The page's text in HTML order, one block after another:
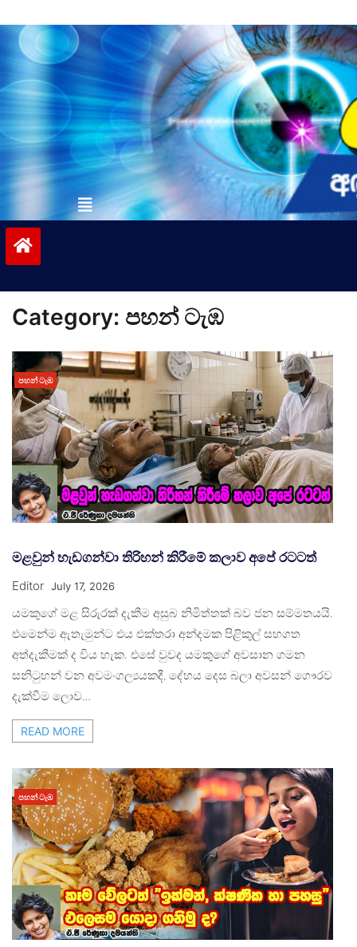
to
contentvinivida.lk
Category: පහන් ටැඹ
පහන් ටැඹ
මළවුන් හැඩගන්වා තිරිහන් කිරීමේ කලාව අපේ රටටත්
Editor July 17, 2026
යමකුගේ මළ සිරුරක් දැකීම අසුබ නිමිත්තක් බව ජන සම්මතයයි.
එමෙන්ම ඇතැමුන්ට එය එක්තරා අන්දමක පිළිකුල් සහගත
අත්දැකීමක් ද විය හැක. එසේ වුවද යමකුගේ අවසාන ගමන
සනිටුහන් වන අවමංගල්‍යයකදී, දේහය දෙස බලා අවසන් ගෞරව
දැක්වීම ලොව…
READ MORE
පහන් ටැඹ